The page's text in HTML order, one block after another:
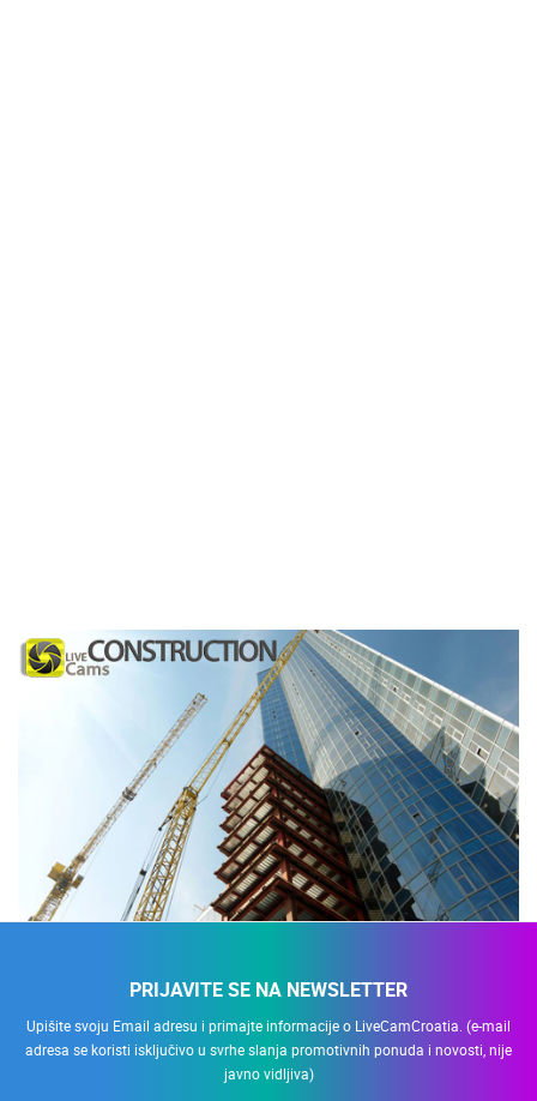
PRIJAVITE SE NA NEWSLETTER
Upišite svoju Email adresu i primajte informacije o LiveCamCroatia. (e-mail
adresa se koristi isključivo u svrhe slanja promotivnih ponuda i novosti, nije
javno vidljiva)